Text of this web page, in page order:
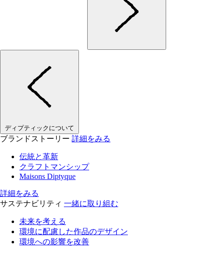
ディプティックについて
ブランドストーリー 詳細をみる
伝統と革新
クラフトマンシップ
Maisons Diptyque
詳細をみる
サステナビリティ 一緒に取り組む
未来を考える
環境に配慮した作品のデザイン
環境への影響を改善